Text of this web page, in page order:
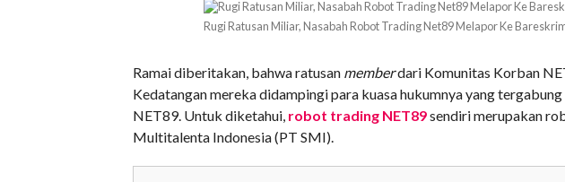
Rugi Ratusan Miliar, Nasabah Robot Trading Net89 Melapor Ke
Ramai diberitakan, bahwa ratusan memberdari Komunitas Korban
Kedatangan mereka didampingi para kuasa hukumnya yang
NET89. Untuk diketahui, robot trading NET89sendiri merupakan
Multitalenta Indonesia (PT SMI).